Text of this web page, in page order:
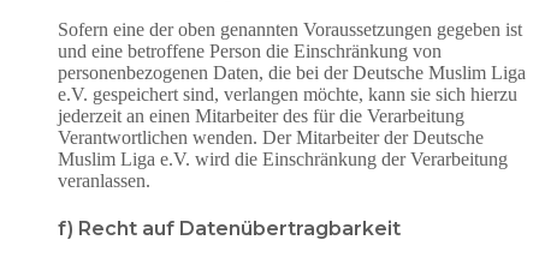
Sofern eine der oben genannten Voraussetzungen gegeben ist
und eine betroffene Person die Einschränkung von
personenbezogenen Daten, die bei der Deutsche Muslim Liga
e.V. gespeichert sind, verlangen möchte, kann sie sich hierzu
jederzeit an einen Mitarbeiter des für die Verarbeitung
Verantwortlichen wenden. Der Mitarbeiter der Deutsche
Muslim Liga e.V. wird die Einschränkung der Verarbeitung
veranlassen.
f) Recht auf Datenübertragbarkeit